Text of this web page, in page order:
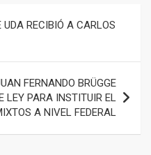
UDA RECIBIÓ A CARLOS
FERNANDO BRÜGGE
LEY PARA INSTITUIR EL
A NIVEL FEDERAL